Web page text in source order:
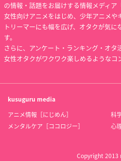
の情報・話題をお届けする情報メディア
女性向けアニメをはじめ、少年アニメや
トリーマーにも幅を広げ、オタクが気
す。
さらに、アンケート・ランキング・オタ
女性オタクがワクワク楽しめるようなコ
kusuguru media
アニメ情報［にじめん］
科
メンタルケア［ココロジー］
心
Copyright 2013